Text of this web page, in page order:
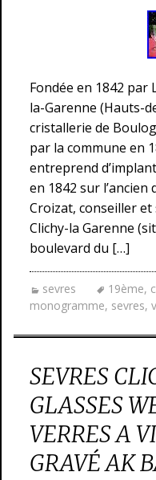
Fondée en 1842 par
la-Garenne (Hauts-
cristallerie de
par la commune en
entreprend
en 1842 sur
Croizat, conseiller et
Clichy-la Garenne
boulevard du […]
sevres 19ème,
monogramme, sevres,
SEVRES
GLASSES
VERRES A
GRAVÉ AK